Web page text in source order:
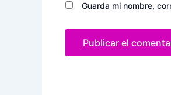
Guarda mi nombre,